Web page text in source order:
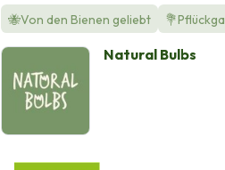
🐝Von den Bienen geliebt
Natural Bulbs